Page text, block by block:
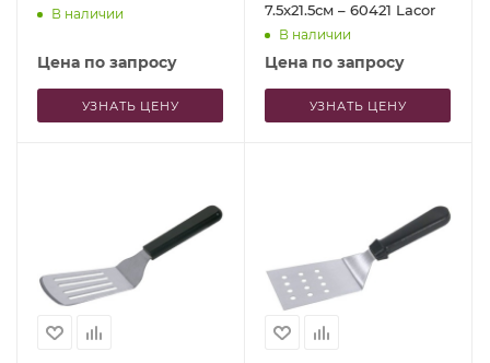
В наличии
Цена по запросу
УЗНАТЬ ЦЕНУ
7.5x21.5см – 60421 Lacor
В наличии
Цена по запросу
УЗНАТЬ ЦЕНУ